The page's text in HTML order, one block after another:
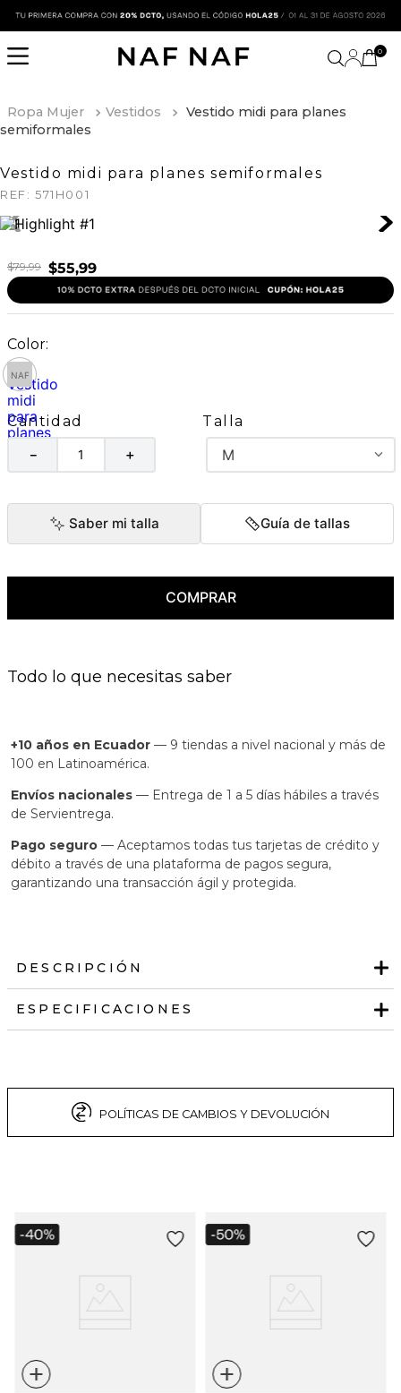
0
Ropa Mujer Vestidos
Vestido midi para planes
semiformales
Vestido midi para planes semiformales
REF: 571H001
$79,99 $55,99
Cantidad
＋
－
Talla
M
Saber mi talla Guía de tallas
COMPRAR
Todo lo que necesitas saber
+10 años en Ecuador — 9 tiendas a nivel nacional y más de
100 en Latinoamérica.
Envíos nacionales — Entrega de 1 a 5 días hábiles a través
de Servientrega.
Pago seguro — Aceptamos todas tus tarjetas de crédito y
débito a través de una plataforma de pagos segura,
garantizando una transacción ágil y protegida.
DESCRIPCIÓN
ESPECIFICACIONES
POLÍTICAS DE CAMBIOS Y DEVOLUCIÓN
+ +